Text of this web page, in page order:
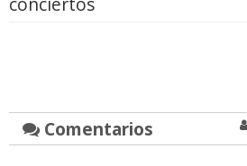
Comentarios